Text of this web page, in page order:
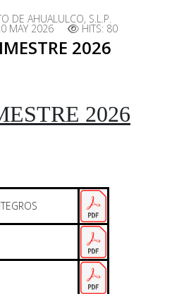
DE AHUALULCO, S.L.P.
MAY 2026 HITS: 80
2026
2026